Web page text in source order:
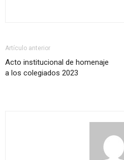
Artículo anterior
Acto institucional de homenaje
a los colegiados 2023